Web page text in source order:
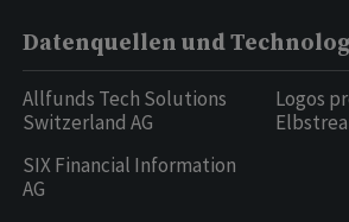
Datenquellen und
Allfunds Tech Solutions
Switzerland AG
SIX Financial Information
AG
Logos